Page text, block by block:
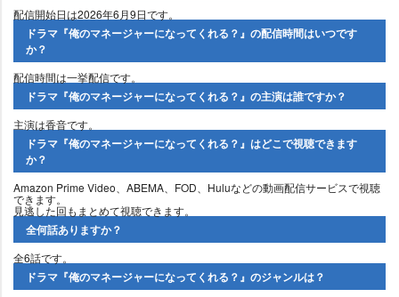
配信開始日は2026年6月9日です。
ドラマ『俺のマネージャーになってくれる？』の配信時間はいつです
か？
配信時間は一挙配信です。
ドラマ『俺のマネージャーになってくれる？』の主演は誰ですか？
主演は香音です。
ドラマ『俺のマネージャーになってくれる？』はどこで視聴できます
か？
Amazon Prime Video、ABEMA、FOD、Huluなどの動画配信サービスで視聴
できます。
見逃した回もまとめて視聴できます。
全何話ありますか？
全6話です。
ドラマ『俺のマネージャーになってくれる？』のジャンルは？